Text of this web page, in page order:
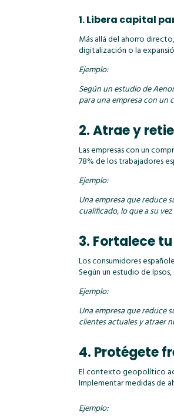
1. Libera capital
Más allá del ahorro
digitalización o la
Ejemplo:
Según un estudio de
para una empresa con un
2. Atrae y
Las empresas con un
78% de los trabajadores
Ejemplo:
Una empresa que reduce
cualificado, lo que a su
3. Fortalece
Los consumidores
Según un estudio de
Ejemplo:
Una empresa que reduce
clientes actuales y atraer
4. Protégete
El contexto geopolítico
Implementar medidas de
Ejemplo: